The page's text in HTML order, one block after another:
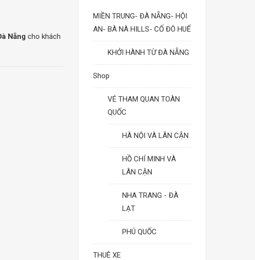
Nẵng cho khách
MIỀN TRUNG- ĐÀ NẴNG- HỘI
AN- BÀ NÀ HILLS- CỐ ĐÔ HUẾ
KHỞI HÀNH TỪ ĐÀ NẴNG
Shop
VÉ THAM QUAN TOÀN
QUỐC
HÀ NỘI VÀ LÂN CẬN
HỒ CHÍ MINH VÀ
LÂN CẬN
NHA TRANG - ĐÀ
LẠT
PHÚ QUỐC
THUÊ XE